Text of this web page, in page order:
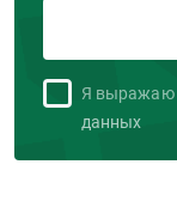
Я выражаю
данных